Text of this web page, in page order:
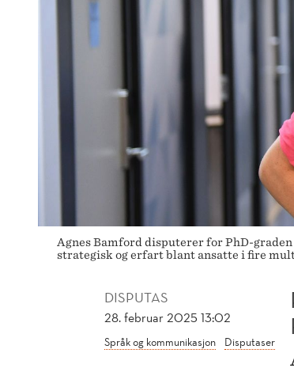
Agnes Bamford disputerer for PhD-
strategisk og erfart blant ansatte i fire
DISPUTAS
28. februar 2025 13:02
Språk og kommunikasjon Disputaser